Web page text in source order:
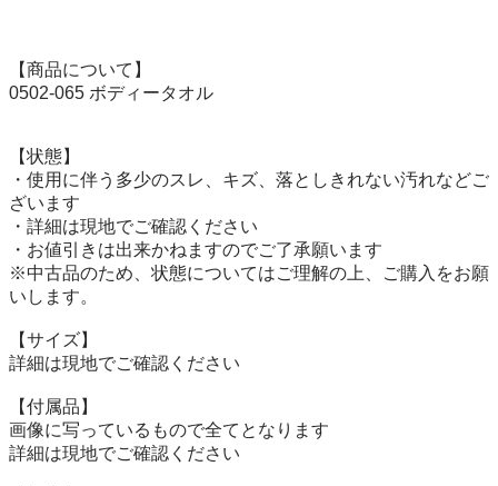
【商品について】
0502-065 ボディータオル
【状態】
・使用に伴う多少のスレ、キズ、落としきれない汚れなどご
ざいます
・詳細は現地でご確認ください
・お値引きは出来かねますのでご了承願います
※中古品のため、状態についてはご理解の上、ご購入をお願
いします。
【サイズ】
詳細は現地でご確認ください
【付属品】
画像に写っているもので全てとなります
詳細は現地でご確認ください